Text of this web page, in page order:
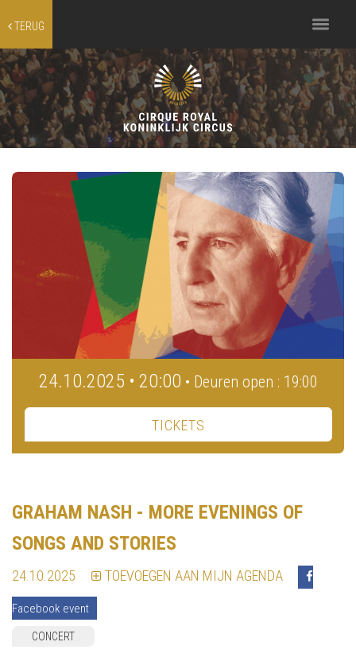
TERUG
Toggle
navigation
24.10.2025 • 20:00 • Deuren open : 19:00
TICKETS
GRAHAM NASH - MORE EVENINGS OF
SONGS AND STORIES
24.10.2025 TOEVOEGEN AAN MIJN AGENDA
Facebook event
CONCERT